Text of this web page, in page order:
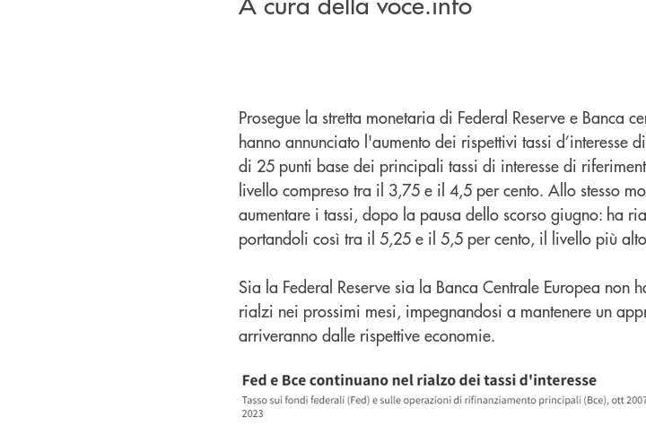
Prosegue la stretta monetaria di Federal Reserve e Banca
hanno annunciato l'aumento dei rispettivi tassi d’interesse
di 25 punti base dei principali tassi di interesse di
livello compreso tra il 3,75 e il 4,5 per cento. Allo stesso
aumentare i tassi, dopo la pausa dello scorso giugno: ha
portandoli così tra il 5,25 e il 5,5 per cento, il livello più
Sia la Federal Reserve sia la Banca Centrale Europea non
rialzi nei prossimi mesi, impegnandosi a mantenere un
arriveranno dalle rispettive economie.